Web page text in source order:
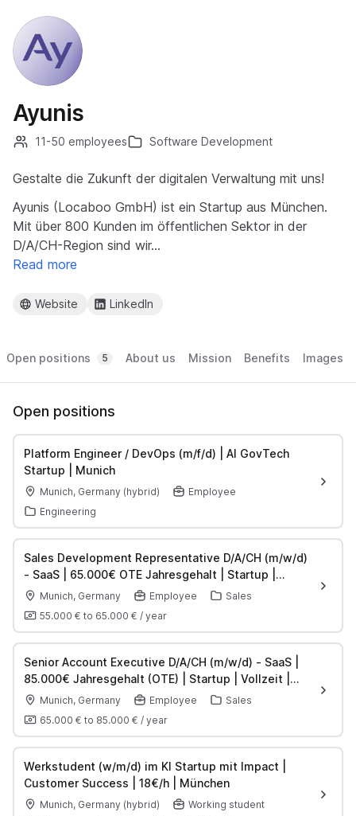
Ayunis
11-50 employees Software Development
Gestalte die Zukunft der digitalen Verwaltung mit uns!
Ayunis (Locaboo GmbH) ist ein Startup aus München.
Mit über 800 Kunden im öffentlichen Sektor in der
D/A/CH-Region sind wir…
Read more
Website LinkedIn
Open positions 5 About us Mission Benefits Images
Open positions
Platform Engineer / DevOps (m/f/d) | AI GovTech
Startup | Munich
Munich, Germany (hybrid)
Employee
Engineering
Sales Development Representative D/A/CH (m/w/d)
- SaaS | 65.000€ OTE Jahresgehalt | Startup |
Vollzeit | München
Munich, Germany Employee
Sales
55.000 € to 65.000 € / year
Senior Account Executive D/A/CH (m/w/d) - SaaS |
85.000€ Jahresgehalt (OTE) | Startup | Vollzeit |
München
Munich, Germany Employee
Sales
65.000 € to 85.000 € / year
Werkstudent (w/m/d) im KI Startup mit Impact |
Customer Success | 18€/h | München
Munich, Germany (hybrid)
Working student